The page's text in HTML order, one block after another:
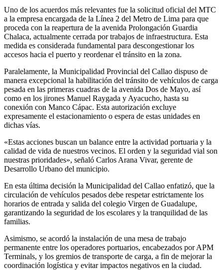
Uno de los acuerdos más relevantes fue la solicitud oficial del MTC
a la empresa encargada de la Línea 2 del Metro de Lima para que
proceda con la reapertura de la avenida Prolongación Guardia
Chalaca, actualmente cerrada por trabajos de infraestructura. Esta
medida es considerada fundamental para descongestionar los
accesos hacia el puerto y reordenar el tránsito en la zona.
Paralelamente, la Municipalidad Provincial del Callao dispuso de
manera excepcional la habilitación del tránsito de vehículos de carga
pesada en las primeras cuadras de la avenida Dos de Mayo, así
como en los jirones Manuel Raygada y Ayacucho, hasta su
conexión con Manco Cápac. Esta autorización excluye
expresamente el estacionamiento o espera de estas unidades en
dichas vías.
«Estas acciones buscan un balance entre la actividad portuaria y la
calidad de vida de nuestros vecinos. El orden y la seguridad vial son
nuestras prioridades», señaló Carlos Arana Vivar, gerente de
Desarrollo Urbano del municipio.
En esta última decisión la Municipalidad del Callao enfatizó, que la
circulación de vehículos pesados debe respetar estrictamente los
horarios de entrada y salida del colegio Virgen de Guadalupe,
garantizando la seguridad de los escolares y la tranquilidad de las
familias.
Asimismo, se acordó la instalación de una mesa de trabajo
permanente entre los operadores portuarios, encabezados por APM
Terminals, y los gremios de transporte de carga, a fin de mejorar la
coordinación logística y evitar impactos negativos en la ciudad.